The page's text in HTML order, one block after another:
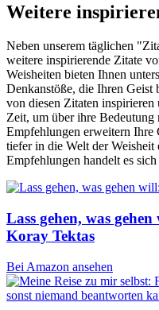
Weitere
Neben unserem täglichen
weitere inspirierende Zitate
Weisheiten bieten Ihnen
Denkanstöße, die Ihren Geist
von diesen Zitaten
Zeit, um über ihre Bedeutung
Empfehlungen erweitern Ihre
tiefer in die Welt der Weisheit
Empfehlungen handelt es
Lass gehen, was
Koray Tektas
Bei Amazon ansehen